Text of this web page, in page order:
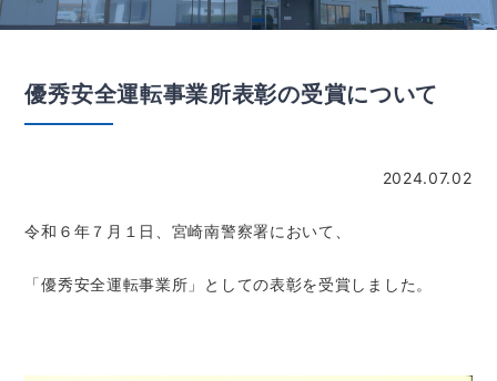
優秀安全運転事業所表彰の受賞について
2024.07.02
令和６年７月１日、宮崎南警察署において、
「優秀安全運転事業所」としての表彰を受賞しました。